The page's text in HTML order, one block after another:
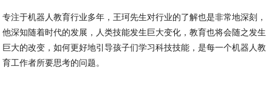
专注于机器人教育行业多年，王珂先生对行业的了解也是非常地深刻，
他深知随着时代的发展，人类技能发生巨大变化，教育也将会随之发生
巨大的改变，如何更好地引导孩子们学习科技技能，是每一个机器人教
育工作者所要思考的问题。